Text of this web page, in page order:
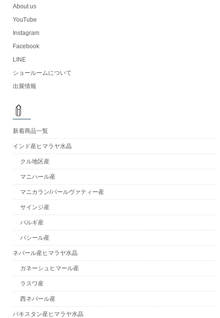
About us
YouTube
Instagram
Facebook
LINE
ショールームについて
出展情報
新着商品一覧
インド産ヒマラヤ水晶
クル地区産
マニハール産
マニカラン/パールヴァティー産
サインジ産
パルギ産
バシール産
ネパール産ヒマラヤ水晶
ガネーシュヒマール産
ラスワ産
西ネパール産
パキスタン産ヒマラヤ水晶